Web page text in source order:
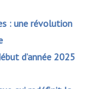
: une révolution
d’année 2025